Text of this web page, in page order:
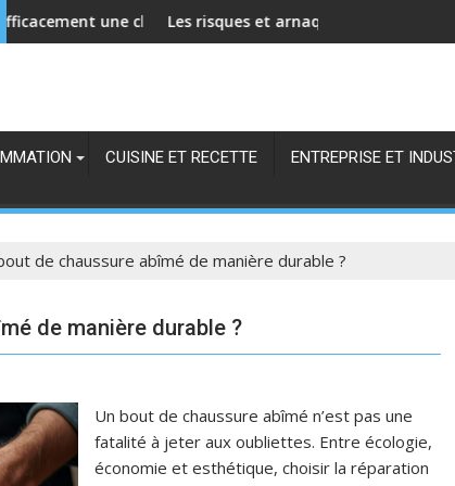
chamoisine de cirage pour prolonger sa durée de vie ?
Les risques et arnaques du dropshipping de
CUISINE ET RECETTE ENTREPRISE ET
de chaussure abîmé de manière durable ?
de manière durable ?
Un bout de chaussure abîmé n’est pas une
fatalité à jeter aux oubliettes. Entre écologie,
économie et esthétique, choisir la réparation